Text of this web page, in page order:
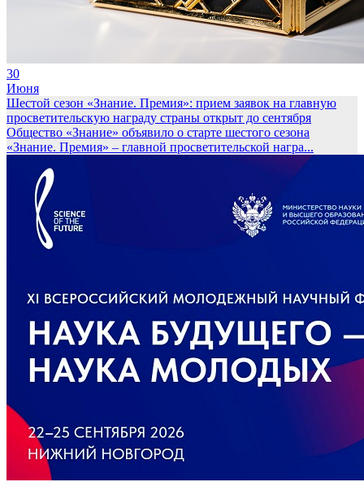
30
Июня
Шестой сезон «Знание. Премия»: прием заявок на главную
просветительскую награду страны открыт до сентября
Общество «Знание» объявило о старте шестого сезона
«Знание. Премия» – главной просветительской награ...